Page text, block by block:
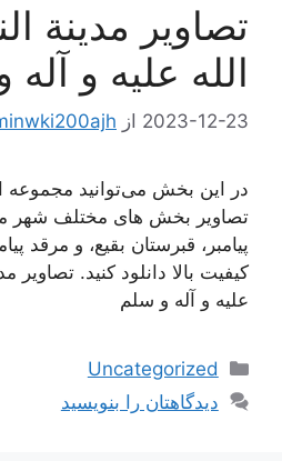
تصاویر مدینة
الله علیه و
2023-12-23 از
در این بخش می‌توانید مجموعه
تصاویر بخش های مختلف شهر
پیامبر، قبرستان بقیع، و مرقد
کیفیت بالا دانلود کنید. تصاویر
علیه و آله و سلم
دسته‌ها
Uncategorized
دیدگاهتان را بنویسید